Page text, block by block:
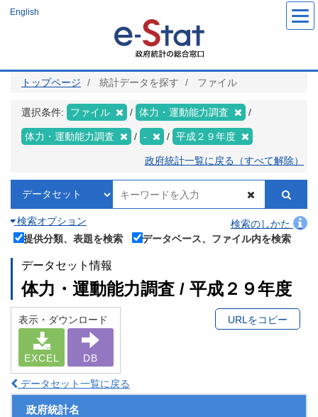
ツ
English
トップページ 統計データを探す ファイル
選択条件: ファイル 体力・運動能力調査
体力・運動能力調査 - 平成２９年度
政府統計一覧に戻る（すべて解除）
検索オプション
検索のしかた
提供分類、表題を検索
データベース、ファイル内を検索
データセット情報
体力・運動能力調査 / 平成２９年度
表示・ダウンロード
EXCEL DB
URLをコピー
データセット一覧に戻る
政府統計名